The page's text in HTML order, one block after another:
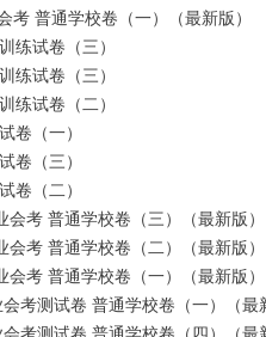
普通学校卷（一）（最新版）
练试卷（三）
练试卷（三）
练试卷（二）
卷（一）
卷（三）
卷（二）
考 普通学校卷（三）（最新版）
考 普通学校卷（二）（最新版）
考 普通学校卷（一）（最新版）
考测试卷 普通学校卷（一）（最